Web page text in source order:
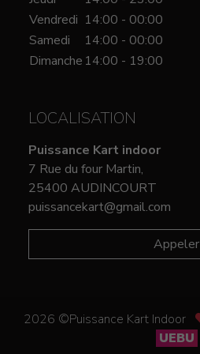
Vendredi 14:00 - 00:00
Samedi
14:00 - 00:00
Dimanche 14:00 - 19:00
LOCALISATION
Puissance Kart indoor
7 Rue du four Martin,
25400 AUDINCOURT
puissancekart@gmail.com
Appeler
2026 ©Puissance Kart Indoor
UEBU